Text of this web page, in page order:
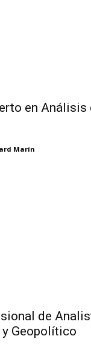
en
Marín
de
Geopolítico